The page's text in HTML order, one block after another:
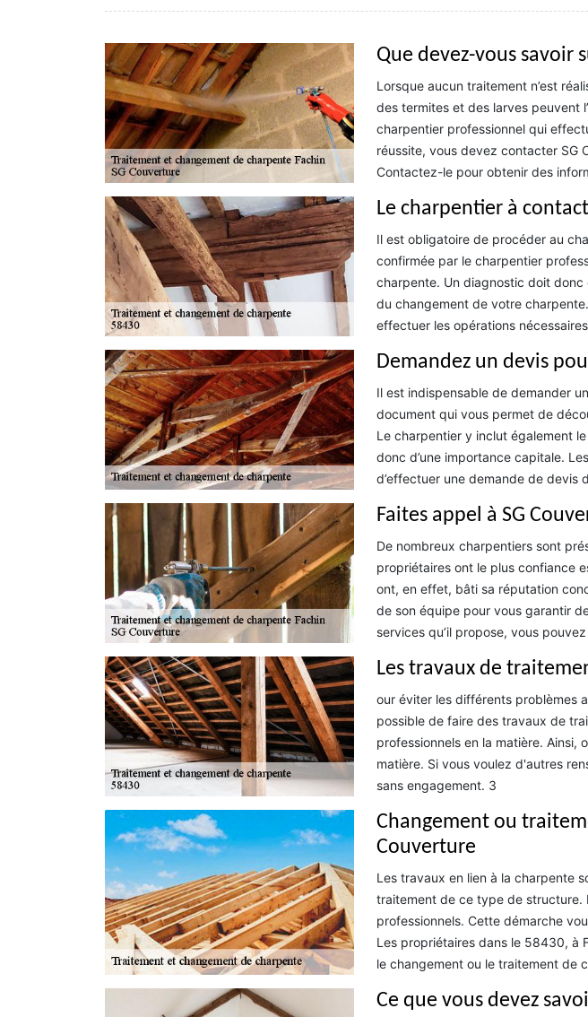
Que devez-vous savoir
Lorsque aucun traitement n’est
des termites et des larves peuvent
charpentier professionnel qui
réussite, vous devez contacter SG
Contactez-le pour obtenir des
Le charpentier à
Il est obligatoire de procéder au
confirmée par le charpentier
charpente. Un diagnostic doit
du changement de votre
effectuer les opérations
Demandez un devis
Il est indispensable de demander
document qui vous permet de
Le charpentier y inclut également
donc d’une importance capitale.
d’effectuer une demande de devis
Faites appel à SG
De nombreux charpentiers sont
propriétaires ont le plus confiance
ont, en effet, bâti sa réputation
de son équipe pour vous garantir
services qu’il propose, vous
Les travaux de
our éviter les différents problèmes
possible de faire des travaux de
professionnels en la matière.
matière. Si vous voulez d'autres
sans engagement. 3
Changement ou
Couverture
Les travaux en lien à la charpente
traitement de ce type de structure.
professionnels. Cette démarche
Les propriétaires dans le 58430, à
le changement ou le traitement de
Ce que vous devez